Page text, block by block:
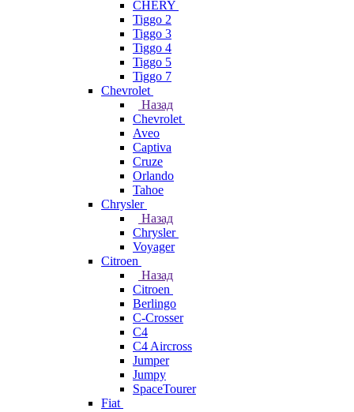
CHERY
Tiggo 2
Tiggo 3
Tiggo 4
Tiggo 5
Tiggo 7
Chevrolet
Назад
Chevrolet
Aveo
Captiva
Cruze
Orlando
Tahoe
Chrysler
Назад
Chrysler
Voyager
Citroen
Назад
Citroen
Berlingo
C-Crosser
C4
C4 Aircross
Jumper
Jumpy
SpaceTourer
Fiat